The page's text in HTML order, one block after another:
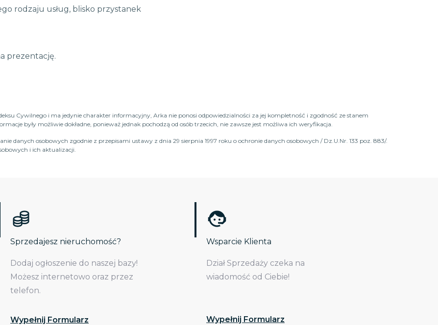
rodzaju usług, blisko przystanek
prezentację.
Cywilnego i ma jedynie charakter informacyjny, Arka nie ponosi odpowiedzialności za jej kompletność i zgodność ze stanem
były możliwie dokładne, ponieważ jednak pochodzą od osób trzecich, nie zawsze jest możliwa ich weryfikacja.
danych osobowych zgodnie z przepisami ustawy z dnia 29 sierpnia 1997 roku o ochronie danych osobowych / Dz.U.Nr. 133 poz. 883/.
i ich aktualizacji.
Sprzedajesz nieruchomość?
Dodaj ogłoszenie do naszej bazy!
Możesz internetowo oraz przez
telefon.
Wypełnij Formularz
Wsparcie Klienta
Dział Sprzedaży czeka na
wiadomość od Ciebie!
Wypełnij Formularz